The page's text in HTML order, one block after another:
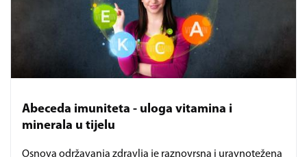
Abeceda imuniteta - uloga vitamina i
minerala u tijelu
Osnova održavanja zdravlja je raznovrsna i uravnotežena